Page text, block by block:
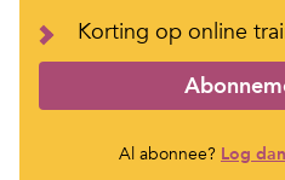
Korting op online
Al abonnee? Log